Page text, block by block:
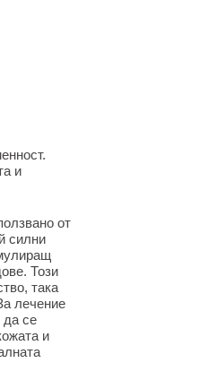
и
от
силни
Този
така
лечение
да се
и